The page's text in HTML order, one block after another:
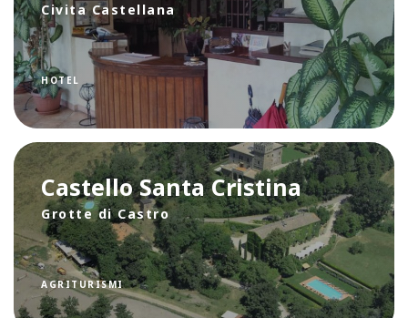
Civita Castellana
HOTEL
Castello Santa Cristina
Grotte di Castro
AGRITURISMI